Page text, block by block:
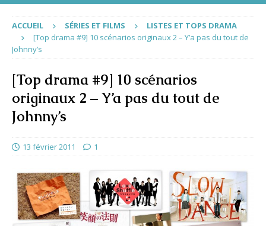
ACCUEIL SÉRIES ET FILMS
LISTES ET TOPS DRAMA
[Top drama #9] 10 scénarios originaux 2 – Y’a pas du tout de
Johnny’s
[Top drama #9] 10 scénarios
originaux 2 – Y’a pas du tout de
Johnny’s
13 février 2011 1